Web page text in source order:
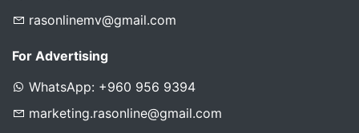
rasonlinemv@gmail.com
For Advertising
WhatsApp: +960 956 9394
marketing.rasonline@gmail.com